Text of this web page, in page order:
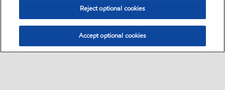
Reject optional cookies
Accept optional cookies